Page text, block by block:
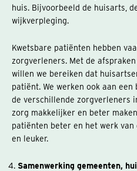
huis. Bijvoorbeeld de huisarts,
wijkverpleging.
Kwetsbare patiënten hebben
zorgverleners. Met de
willen we bereiken dat
patiënt. We werken ook aan
de verschillende zorgverleners
zorg makkelijker en beter
patiënten beter en het werk
en leuker.
Samenwerking gemeenten,